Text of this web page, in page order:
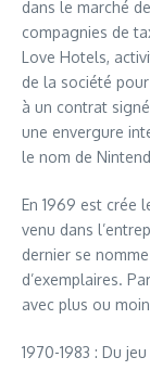
dans le marché
compagnies de
Love Hotels,
de la société
à un contrat
une envergure
le nom de
En 1969 est crée
venu dans
dernier se
d’exemplaires.
avec plus ou
1970-1983 : Du